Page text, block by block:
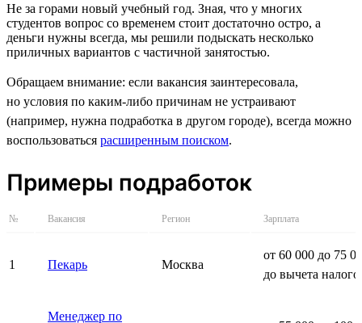
Не за горами новый учебный год. Зная, что у многих
студентов вопрос со временем стоит достаточно остро, а
деньги нужны всегда, мы решили подыскать несколько
приличных вариантов с частичной занятостью.
Обращаем внимание: если вакансия заинтересовала,
но условия по каким-либо причинам не устраивают
(например, нужна подработка в другом городе), всегда можно
воспользоваться расширенным поиском.
Примеры подработок
№ Вакансия Регион Зарплата
1 Пекарь Москва
от 60 000 до 75
до вычета
Менеджер по